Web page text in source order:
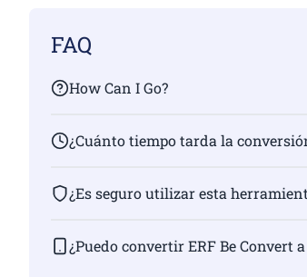
FAQ
How Can I Go?
¿Cuánto tiempo tarda la
¿Es seguro utilizar esta
¿Puedo convertir ERF Be Convert